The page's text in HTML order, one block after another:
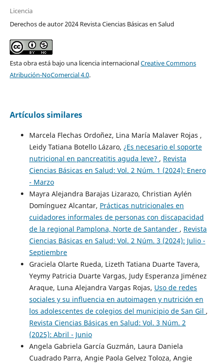
Licencia
Derechos de autor 2024 Revista Ciencias Básicas en Salud
Esta obra está bajo una licencia internacionalCreative Commons
Atribución-NoComercial 4.0.
Artículos similares
Marcela Flechas Ordoñez, Lina María Malaver Rojas ,
Leidy Tatiana Botello Lázaro, ¿Es necesario el soporte
nutricional en pancreatitis aguda leve? , Revista
Ciencias Básicas en Salud: Vol. 2 Núm. 1 (2024): Enero
- Marzo
Mayra Alejandra Barajas Lizarazo, Christian Aylén
Domínguez Alcantar, Prácticas nutricionales en
cuidadores informales de personas con discapacidad
de la regional Pamplona, Norte de Santander , Revista
Ciencias Básicas en Salud: Vol. 2 Núm. 3 (2024): Julio -
Septiembre
Graciela Olarte Rueda, Lizeth Tatiana Duarte Tavera,
Yeymy Patricia Duarte Vargas, Judy Esperanza Jiménez
Araque, Luna Alejandra Vargas Rojas, Uso de redes
sociales y su influencia en autoimagen y nutrición en
los adolescentes de colegios del municipio de San Gil ,
Revista Ciencias Básicas en Salud: Vol. 3 Núm. 2
(2025): Abril - Junio
Angela Gabriela García Guzmán, Laura Daniela
Cuadrado Parra, Angie Paola Gelvez Toloza, Angie